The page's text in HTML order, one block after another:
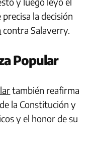
la decisión
contra Salaverry.
Popular
también reafirma
la Constitución y
y el honor de su